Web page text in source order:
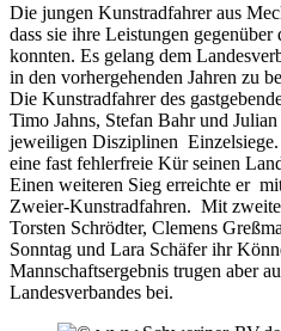
Die jungen Kunstradfahrer aus
dass sie ihre Leistungen
konnten. Es gelang dem
in den vorhergehenden Jahren zu
Die Kunstradfahrer des
Timo Jahns, Stefan Bahr und
jeweiligen Disziplinen
eine fast fehlerfreie Kür seinen
Einen weiteren Sieg erreichte er
Zweier-Kunstradfahren. Mit
Torsten Schrödter, Clemens
Sonntag und Lara Schäfer ihr
Mannschaftsergebnis trugen aber
Landesverbandes bei.